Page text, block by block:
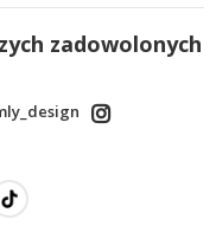
zadowolonych